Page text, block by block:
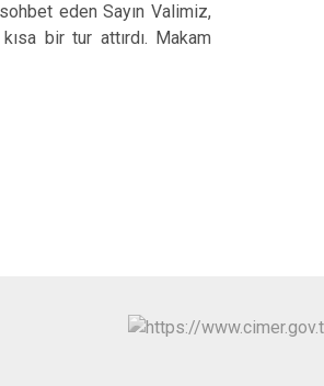
eden Sayın Valimiz,
bir tur attırdı. Makam